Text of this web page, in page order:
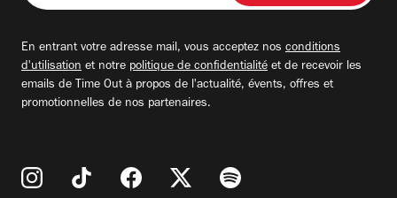
adresse
En entrant votre adresse mail, vous acceptez nos conditions
d'utilisation et notre politique de confidentialité et de recevoir les
emails de Time Out à propos de l'actualité, évents, offres et
promotionnelles de nos partenaires.